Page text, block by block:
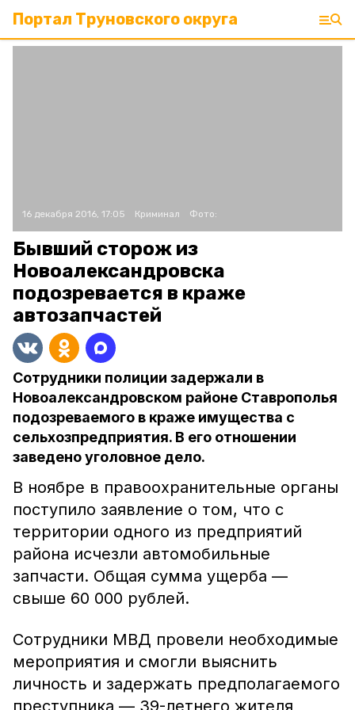
Портал Труновского округа
16 декабря 2016, 17:05 Криминал Фото:
Бывший сторож из
Новоалександровска
подозревается в краже
автозапчастей
Сотрудники полиции задержали в
Новоалександровском районе Ставрополья
подозреваемого в краже имущества с
сельхозпредприятия. В его отношении
заведено уголовное дело.
В ноябре в правоохранительные органы
поступило заявление о том, что с
территории одного из предприятий
района исчезли автомобильные
запчасти. Общая сумма ущерба —
свыше 60 000 рублей.
Сотрудники МВД провели необходимые
мероприятия и смогли выяснить
личность и задержать предполагаемого
преступника — 39-летнего жителя